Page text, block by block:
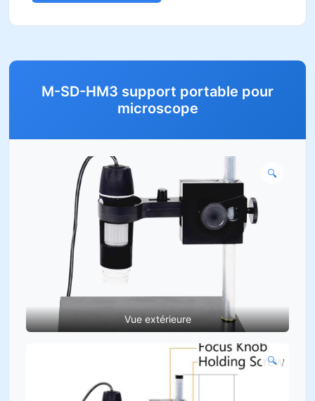
M-SD-HM3 support portable pour
microscope
Vue extérieure
🔍
🔍